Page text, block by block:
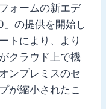
ォームの新エデ
の提供を開始し
トにより、より
クラウド上で機
ンプレミスのセ
が縮小されたこ